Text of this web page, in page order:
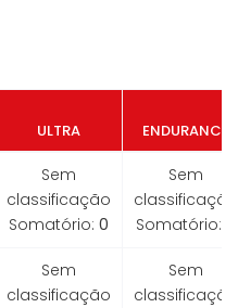
ULTRA ENDURANCE
Sem
classificação
Somatório: 0
Sem
classificação
Somatório:
Sem
classificação
Sem
classificação